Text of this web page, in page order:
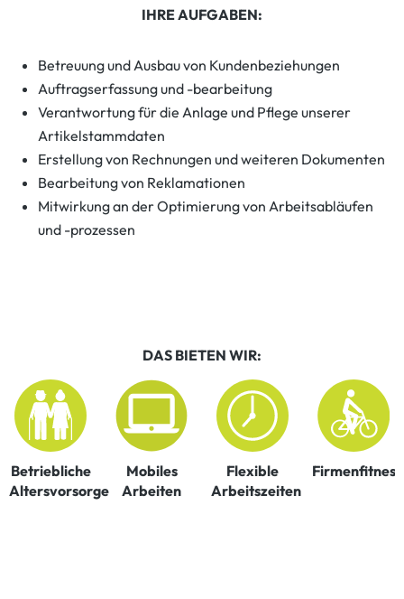
IHRE AUFGABEN:
Betreuung und Ausbau von Kundenbeziehungen
Auftragserfassung und -bearbeitung
Verantwortung für die Anlage und Pflege unserer
Artikelstammdaten
Erstellung von Rechnungen und weiteren Dokumenten
Bearbeitung von Reklamationen
Mitwirkung an der Optimierung von Arbeitsabläufen
und -prozessen
DAS BIETEN WIR:
Betriebliche
Altersvorsorge
Mobiles
Arbeiten
Flexible
Arbeitszeiten
Firmenfitness